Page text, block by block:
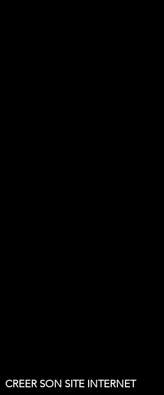
CREER SON SITE INTERNET